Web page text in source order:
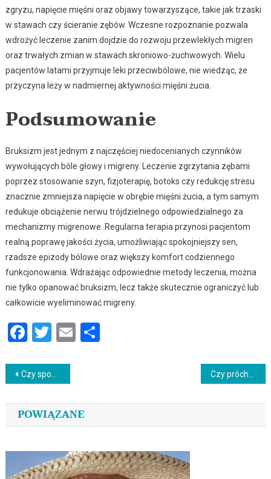
zgryzu, napięcie mięśni oraz objawy towarzyszące, takie jak trzaski
w stawach czy ścieranie zębów. Wczesne rozpoznanie pozwala
wdrożyć leczenie zanim dojdzie do rozwoju przewlekłych migren
oraz trwałych zmian w stawach skroniowo-żuchwowych. Wielu
pacjentów latami przyjmuje leki przeciwbólowe, nie wiedząc, że
przyczyna leży w nadmiernej aktywności mięśni żucia.
Podsumowanie
Bruksizm jest jednym z najczęściej niedocenianych czynników
wywołujących bóle głowy i migreny. Leczenie zgrzytania zębami
poprzez stosowanie szyn, fizjoterapię, botoks czy redukcję stresu
znacznie zmniejsza napięcie w obrębie mięśni żucia, a tym samym
redukuje obciążenie nerwu trójdzielnego odpowiedzialnego za
mechanizmy migrenowe. Regularna terapia przynosi pacjentom
realną poprawę jakości życia, umożliwiając spokojniejszy sen,
rzadsze epizody bólowe oraz większy komfort codziennego
funkcjonowania. Wdrażając odpowiednie metody leczenia, można
nie tylko opanować bruksizm, lecz także skutecznie ograniczyć lub
całkowicie wyeliminować migreny.
Facebook
Twitter
EmailPodziel
Nawigacja
wpisu
Czy spodenki push up wysoki stan naprawdę podkreślają pośladki?
POWIĄZANE